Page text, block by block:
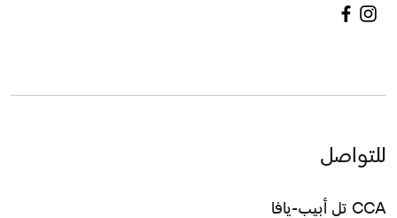
للتواصل
CCA تل أبيب-يافا